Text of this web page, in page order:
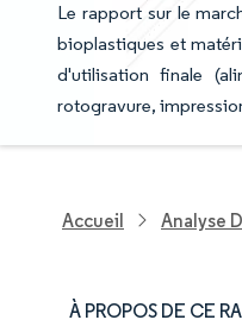
Le rapport sur le
bioplastiques et
d'utilisation finale
rotogravure,
Accueil Analyse
À PROPOS DE CE